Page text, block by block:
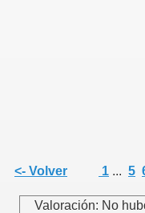
<- Volver 1 ... 5
Valoración: No